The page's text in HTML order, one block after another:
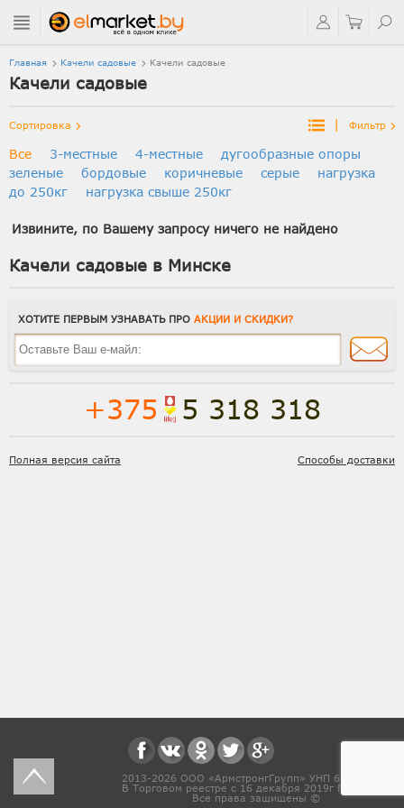
Главная Качели садовые Качели садовые
Качели садовые
Сортировка | Фильтр
Все 3-местные 4-местные
дугообразные опоры
зеленые
бордовые коричневые серые
нагрузка
до 250кг
нагрузка свыше 250кг
Извините, по Вашему запросу ничего не найдено
Качели садовые в Минске
ХОТИТЕ ПЕРВЫМ УЗНАВАТЬ ПРО АКЦИИ И СКИДКИ?
+375 5 318 318
Полная версия сайта Способы доставки
2013-2026 ООО «АрмстронгГрупп» УНП 691831571
В Торговом реестре с 16 декабря 2019г № 468454
Все права защищены ©